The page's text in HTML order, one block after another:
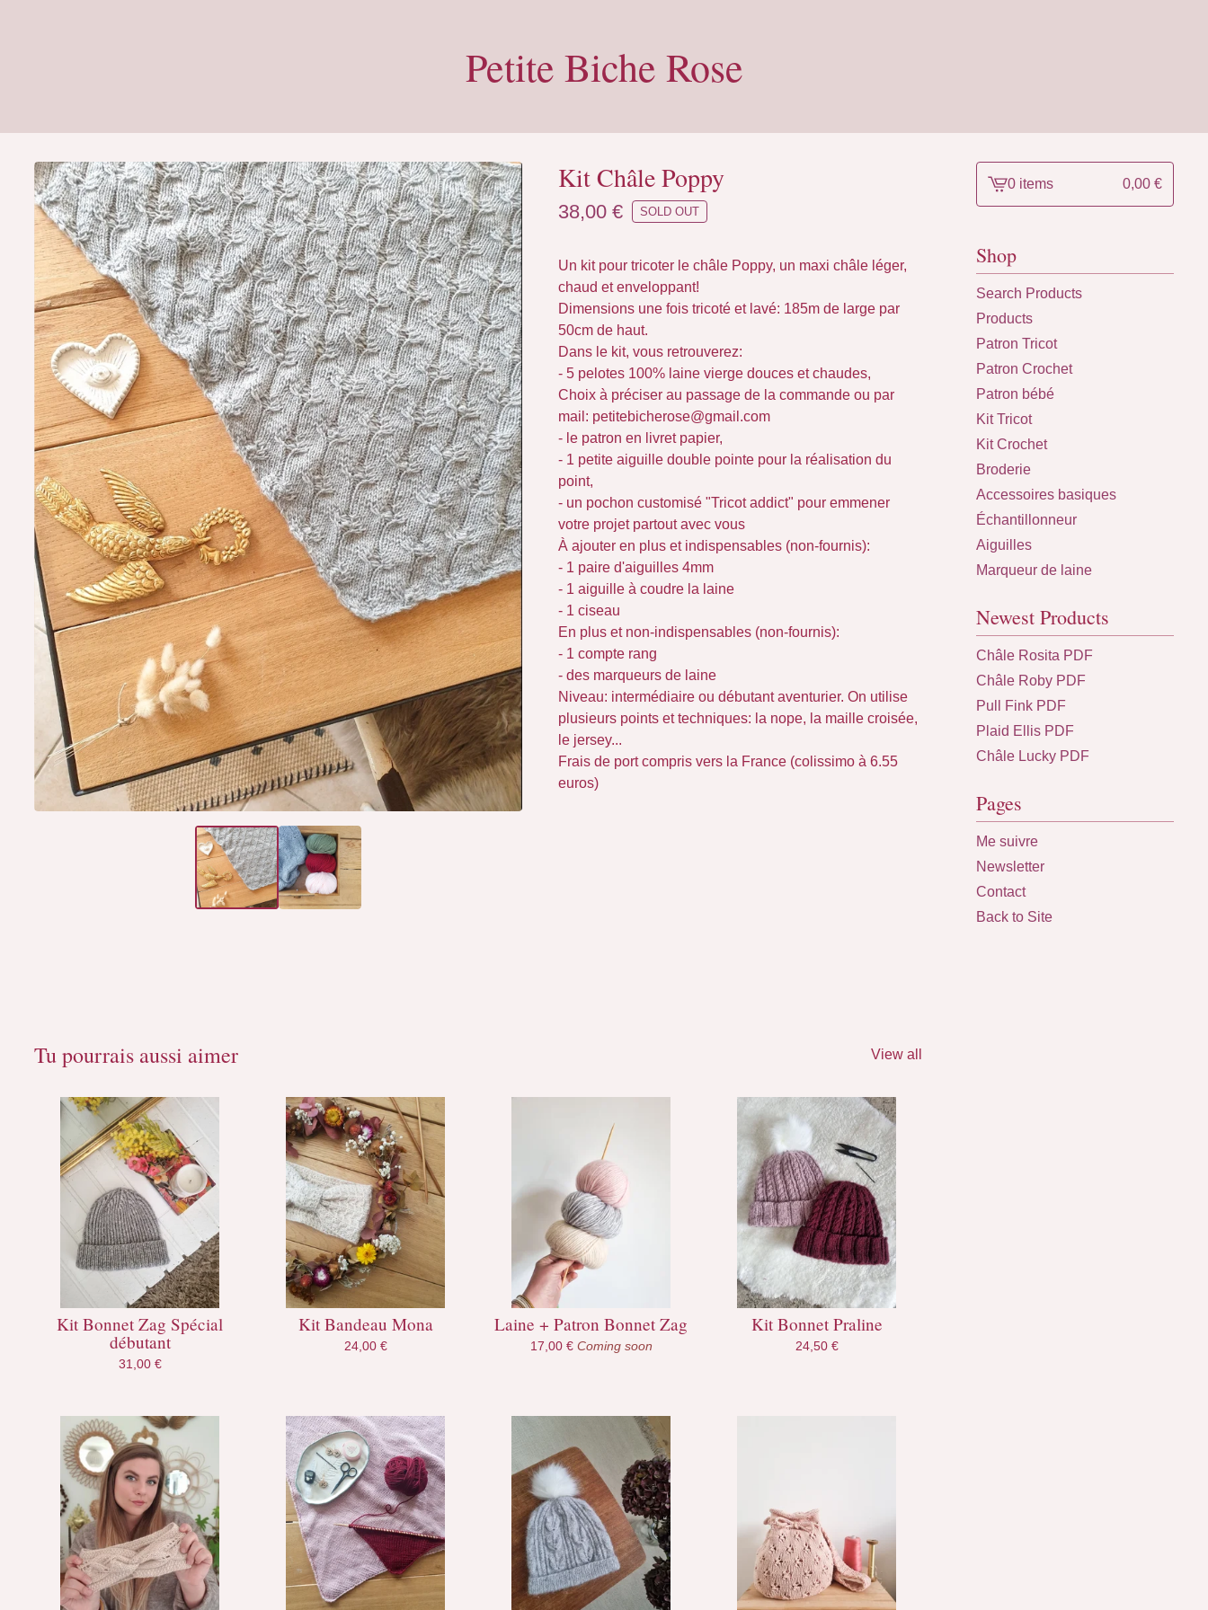
Petite Biche Rose
Kit Châle Poppy
38,00€ SOLD OUT
Un kit pour tricoter le châle Poppy, un maxi châle léger,
chaud et enveloppant!
Dimensions une fois tricoté et lavé: 185m de large par
50cm de haut.
Dans le kit, vous retrouverez:
- 5 pelotes 100% laine vierge douces et chaudes,
Choix à préciser au passage de la commande ou par
mail: petitebicherose@gmail.com
- le patron en livret papier,
- 1 petite aiguille double pointe pour la réalisation du
point,
- un pochon customisé "Tricot addict" pour emmener
votre projet partout avec vous
À ajouter en plus et indispensables (non-fournis):
- 1 paire d'aiguilles 4mm
- 1 aiguille à coudre la laine
- 1 ciseau
En plus et non-indispensables (non-fournis):
- 1 compte rang
- des marqueurs de laine
Niveau: intermédiaire ou débutant aventurier. On utilise
plusieurs points et techniques: la nope, la maille croisée,
le jersey...
Frais de port compris vers la France (colissimo à 6.55
euros)
View
0 items 0,00 €
Shop
Search Products
Products
Patron Tricot
Patron Crochet
Patron bébé
Kit Tricot
Kit Crochet
Broderie
Accessoires basiques
Échantillonneur
Aiguilles
Marqueur de laine
Newest Products
Châle Rosita PDF
Châle Roby PDF
Pull Fink PDF
Plaid Ellis PDF
Châle Lucky PDF
Pages
Me suivre
Newsletter
Contact
Back to Site
Tu pourrais aussi aimer View all
Kit Bonnet Zag Spécial
débutant
31,00 €
Kit Bandeau Mona
24,00 €
Laine + Patron Bonnet Zag
17,00 € Coming soon
Kit Bonnet Praline
24,50 €